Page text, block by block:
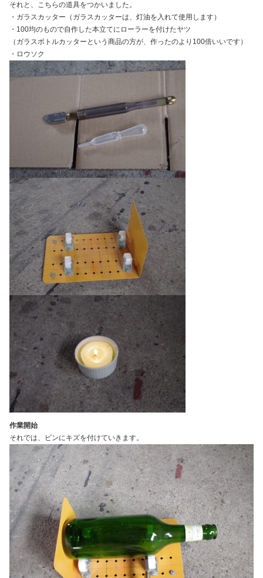
それと、こちらの道具をつかいました。
・ガラスカッター（ガラスカッターは、灯油を入れて使用します）
・100均のもので自作した本立てにローラーを付けたヤツ
（ガラスボトルカッターという商品の方が、作ったのより100倍いいです）
・ロウソク
作業開始
それでは、ビンにキズを付けていきます。